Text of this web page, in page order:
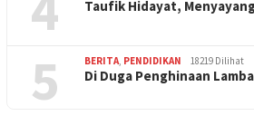
Taufik Hidayat,
5 BERITA, PENDIDIKAN 18219 Dilihat
Di Duga Penghinaan